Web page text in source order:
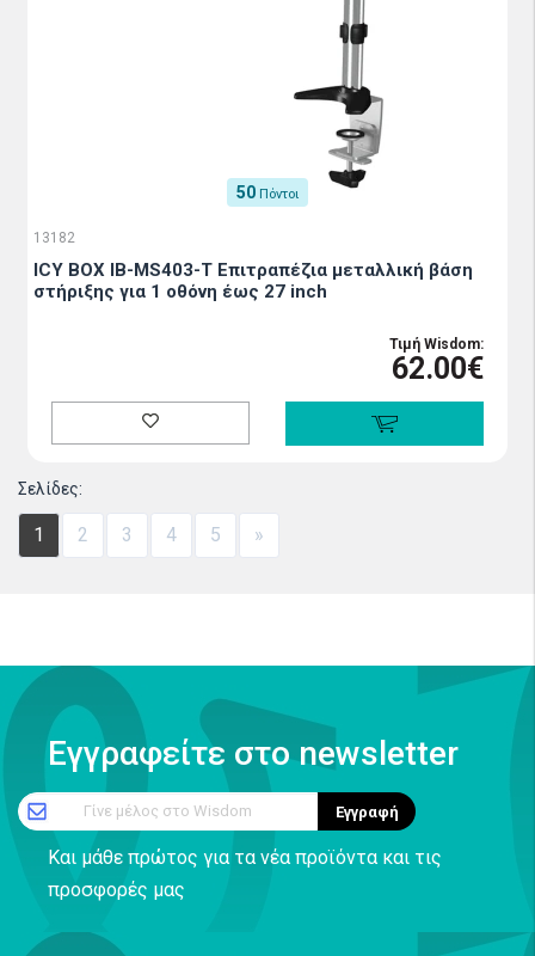
50 Πόντοι
13182
ICY BOX IB-MS403-T Επιτραπέζια μεταλλική βάση
στήριξης για 1 οθόνη έως 27 inch
Τιμή Wisdom:
62.00€
Σελίδες:
1 2 3 4 5 »
Εγγραφείτε στο newsletter
Γίνε μέλος στο Wisdom Εγγραφή
Και μάθε πρώτος για τα νέα προϊόντα και τις
προσφορές μας